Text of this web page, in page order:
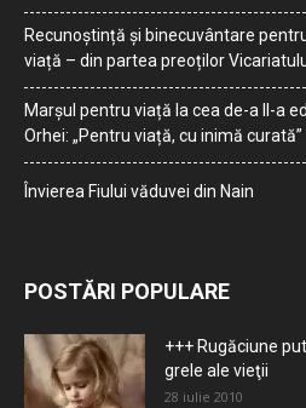
Recunoștință și binecuvântare
viață – din partea preoților
Marșul pentru viață la cea de-a II-a
Orhei: „Pentru viață, cu inimă curată”
Învierea Fiului văduvei din Nain
POSTĂRI POPULARE
+++ Rugăciune
grele ale vieţii
28 iulie 2010